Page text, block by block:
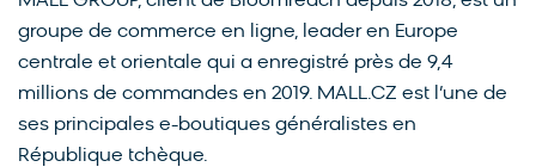
groupe de commerce en ligne, leader en Europe
centrale et orientale qui a enregistré près de 9,4
millions de commandes en 2019. MALL.CZ est l’une de
ses principales e-boutiques généralistes en
République tchèque.